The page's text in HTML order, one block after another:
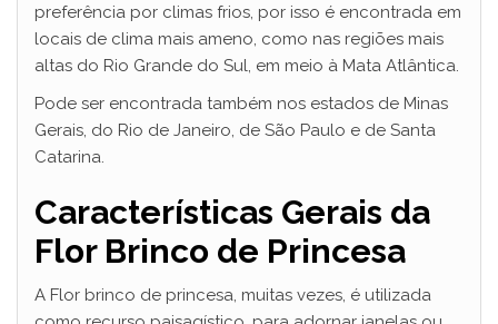
preferência por climas frios, por isso é encontrada em
locais de clima mais ameno, como nas regiões mais
altas do Rio Grande do Sul, em meio à Mata Atlântica.
Pode ser encontrada também nos estados de Minas
Gerais, do Rio de Janeiro, de São Paulo e de Santa
Catarina.
Características Gerais da
Flor Brinco de Princesa
A Flor brinco de princesa, muitas vezes, é utilizada